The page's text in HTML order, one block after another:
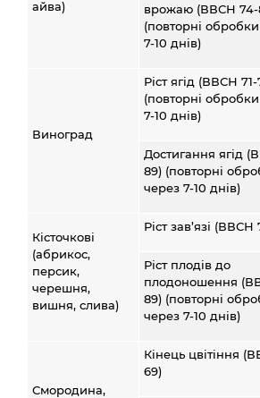
айва)
врожаю (ВВСН 74-
(повторні
7-10 днів)
Виноград
Ріст ягід (ВВСН
(повторні
7-10 днів)
Достигання ягід
89) (повторні
через 7-10 днів)
Кісточкові
(абрикос,
персик,
черешня,
вишня, слива)
Ріст зав’язі (ВВСН
Ріст плодів до
плодоношення
89) (повторні
через 7-10 днів)
Смородина,
Кінець цвітіння
69)